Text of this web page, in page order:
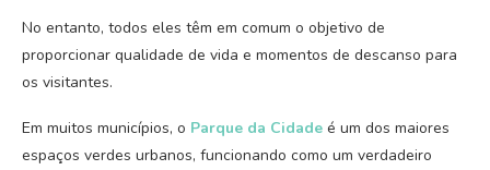
No entanto, todos eles têm em comum o objetivo de
proporcionar qualidade de vida e momentos de descanso para
os visitantes.
Em muitos municípios, o Parque da Cidade é um dos maiores
espaços verdes urbanos, funcionando como um verdadeiro